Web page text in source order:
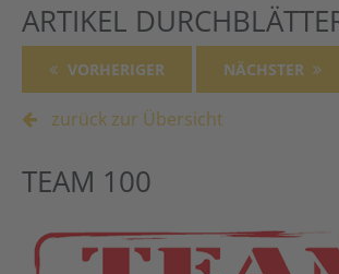
ARTIKEL
VORHERIGER NÄCHSTER
zurück zur Übersicht
TEAM 100